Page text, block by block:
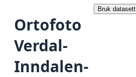
Ortofoto
Verdal-
Inndalen-
Bruk datasett